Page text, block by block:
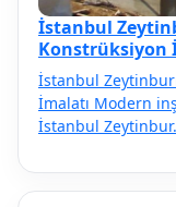
İstanbul
Konstrüksiyon
İstanbul
İmalatı Modern
İstanbul